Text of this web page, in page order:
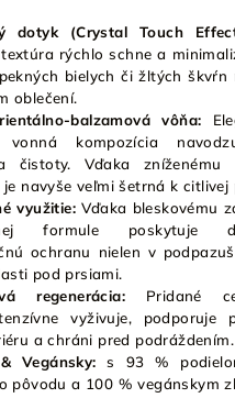
dotyk (Crystal Touch
rýchlo schne a
bielych či žltých škvŕn
oblečení.
balzamová vôňa:
vonná kompozícia
čistoty. Vďaka zníženému
je navyše veľmi šetrná k citlivej
využitie:Vďaka bleskovému
formule poskytuje
ochranu nielen v
pod prsiami.
regenerácia:Pridané
vyživuje, podporuje
a chráni pred podráždením.
Vegánsky: s 93 %
pôvodu a 100 % vegánskym